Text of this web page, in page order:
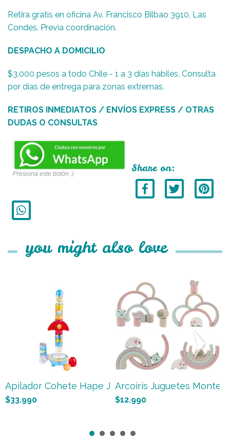
Retira gratis en oficina Av. Francisco Bilbao 3910, Las
Condes. Previa coordinación.
DESPACHO A DOMICILIO
$3.000 pesos a todo Chile - 1 a 3 días hábiles. Consulta
por días de entrega para zonas extremas.
RETIROS INMEDIATOS / ENVÍOS EXPRESS / OTRAS
DUDAS O CONSULTAS
Presiona este botón :) Share on:
you might also love
Apilador Cohete Hape Juguet...
$33.990
Arcoiris Juguetes
$12.990